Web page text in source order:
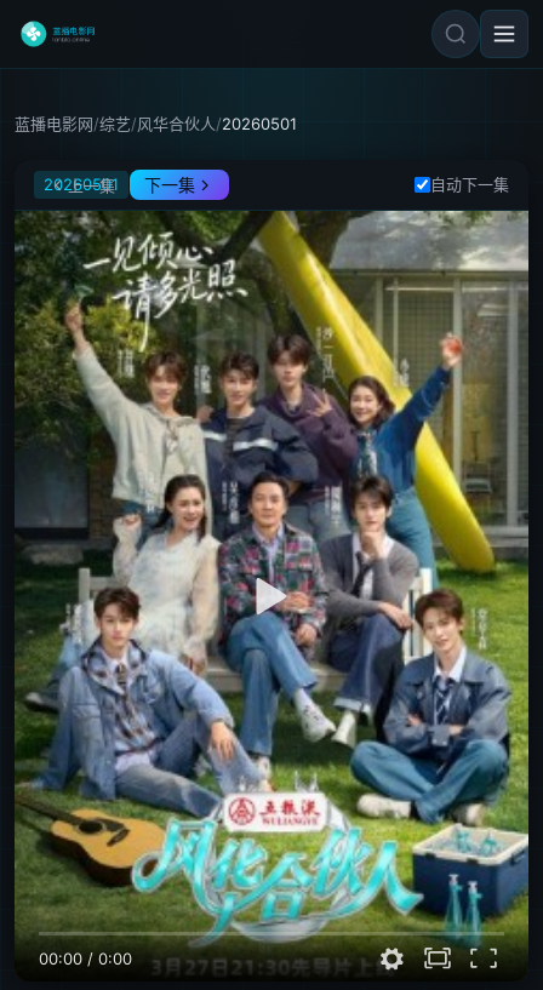
蓝播电影网/综艺/风华合伙人/20260501
风华合伙人
20260501
上一集 下一集 自动下一集
00:00 / 0:00